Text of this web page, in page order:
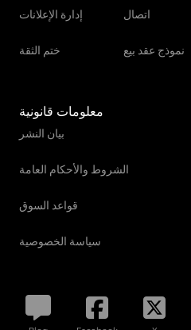
إدارة الإعلانات
ختم الثقة
اتصال
نموذج عقد بيع
معلومات قانونية
بيان النشر
الشروط والأحكام العامة
قواعد السوق
سياسة الخصوصية